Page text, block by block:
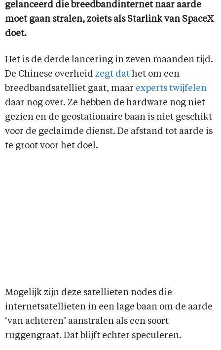
gelanceerd die breedbandinternet naar aarde
moet gaan stralen, zoiets als Starlink van SpaceX
doet.
Het is de derde lancering in zeven maanden tijd.
De Chinese overheid zegt dat het om een
breedbandsatelliet gaat, maar experts twijfelen
daar nog over. Ze hebben de hardware nog niet
gezien en de geostationaire baan is niet geschikt
voor de geclaimde dienst. De afstand tot aarde is
te groot voor het doel.
Mogelijk zijn deze satellieten nodes die
internetsatellieten in een lage baan om de aarde
‘van achteren’ aanstralen als een soort
ruggengraat. Dat blijft echter speculeren.